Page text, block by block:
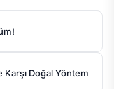
Doğal Yöntem